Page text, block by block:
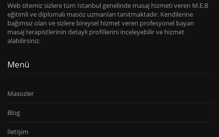
Web sitemiz sizlere tüm İstanbul genelinde masaj hizmeti veren M.E.B
eğitimli ve diplomalı masöz uzmanları tanıtmaktadır. Kendilerine
bağımsız olan ve sizlere bireysel hizmet veren profesyonel bayan
masaj terapistlerinin detaylı profillerini inceleyebilir ve hizmet
alabilirsiniz.
Menü
Masozler
Blog
İletişim